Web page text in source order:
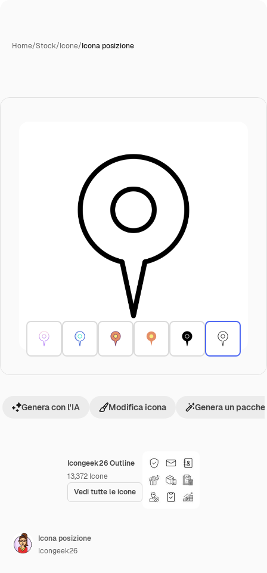
Home/Stock/Icone/Icona posizione
Icongeek26 Outline
13,372 Icone
Vedi tutte le icone
Genera con l'IA Modifica icona Genera un
Icona posizione
Icongeek26